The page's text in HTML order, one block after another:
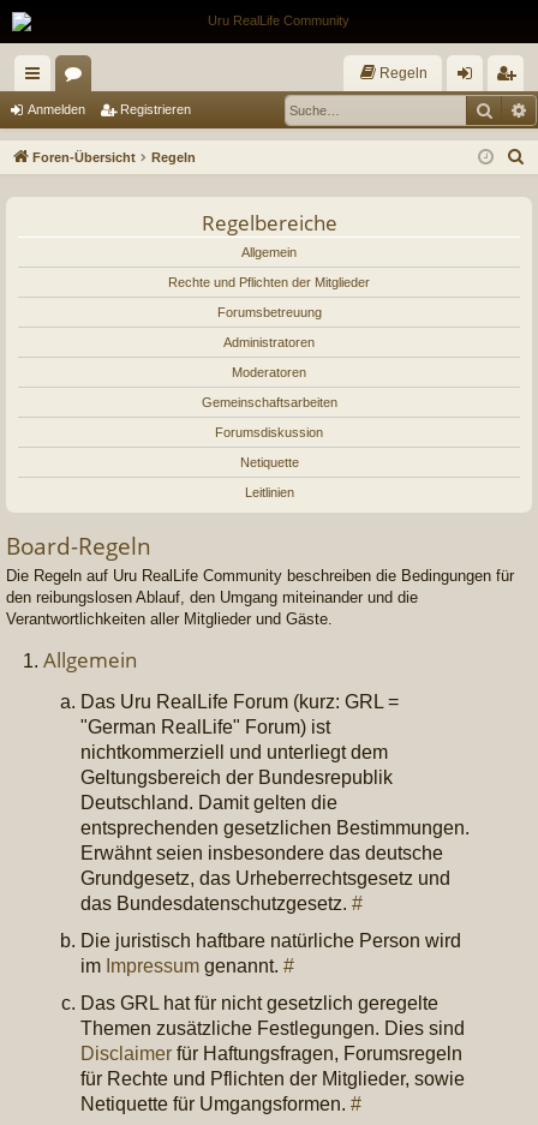
ch
ne
or
en
Regeln
m
eg
ist
Anmelden Registrieren
Foren-Übersicht Regeln
Regelbereiche
Allgemein
Rechte und Pflichten der Mitglieder
Forumsbetreuung
Administratoren
Moderatoren
Gemeinschaftsarbeiten
Forumsdiskussion
Netiquette
Leitlinien
Board-Regeln
Die Regeln auf Uru RealLife Community beschreiben die Bedingungen für
den reibungslosen Ablauf, den Umgang miteinander und die
Verantwortlichkeiten aller Mitglieder und Gäste.
Allgemein
Das Uru RealLife Forum (kurz: GRL =
"German RealLife" Forum) ist
nichtkommerziell und unterliegt dem
Geltungsbereich der Bundesrepublik
Deutschland. Damit gelten die
entsprechenden gesetzlichen Bestimmungen.
Erwähnt seien insbesondere das deutsche
Grundgesetz, das Urheberrechtsgesetz und
das Bundesdatenschutzgesetz.#
Die juristisch haftbare natürliche Person wird
im Impressum genannt.#
Das GRL hat für nicht gesetzlich geregelte
Themen zusätzliche Festlegungen. Dies sind
Disclaimer für Haftungsfragen, Forumsregeln
für Rechte und Pflichten der Mitglieder, sowie
Netiquette für Umgangsformen.#